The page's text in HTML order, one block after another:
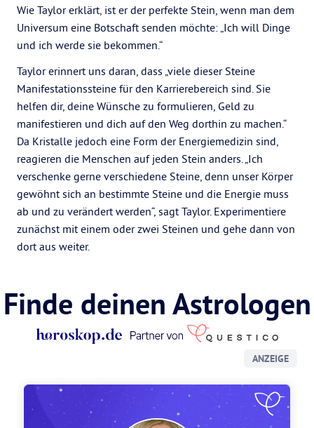
Wie Taylor erklärt, ist er der perfekte Stein, wenn man dem
Universum eine Botschaft senden möchte: „Ich will Dinge
und ich werde sie bekommen.“
Taylor erinnert uns daran, dass „viele dieser Steine
Manifestationssteine für den Karrierebereich sind. Sie
helfen dir, deine Wünsche zu formulieren, Geld zu
manifestieren und dich auf den Weg dorthin zu machen.“
Da Kristalle jedoch eine Form der Energiemedizin sind,
reagieren die Menschen auf jeden Stein anders. „Ich
verschenke gerne verschiedene Steine, denn unser Körper
gewöhnt sich an bestimmte Steine und die Energie muss
ab und zu verändert werden“, sagt Taylor. Experimentiere
zunächst mit einem oder zwei Steinen und gehe dann von
dort aus weiter.
Finde deinen Astrologen
ANZEIGE